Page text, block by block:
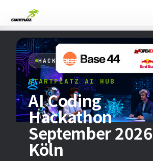
HACKATHON
STARTPLATZ AI HUB
AI Coding
Hackathon
September 2026
Köln